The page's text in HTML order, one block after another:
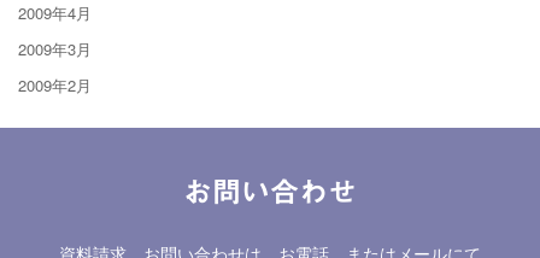
2009年4月
2009年3月
2009年2月
お問い合わせ